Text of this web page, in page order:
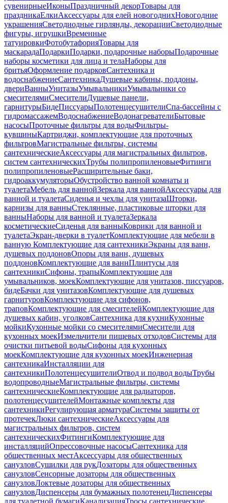
сувенирныеИконыПраздничный декорТовары для
праздникаЕлкиАксессуары для елей новогоднихНовогодние
украшенияСветодиодные гирлянды, декорацииСветодиодные
фигуры, игрушкиВременные
татуировкиФотобутафорияТовары для
маскарадаПодаркиПодарки, подарочные наборыПодарочные
наборы косметики для лица и телаНаборы для
бритьяОформление подарковСантехника и
водоснабжениеСантехникаДушевые кабины, поддоны,
двериВанныУнитазыУмывальникиУмывальники со
смесителямиСмесителиДушевые панели,
гарнитурыБидеПиссуарыПолотенцесушителиСпа-бассейны с
гидромассажемВодоснабжениеВодонагревателиБытовые
насосыПроточные фильтры для водыФильтры-
кувшиныКартриджи, комплектующие для проточных
фильтровМагистральные фильтры, системы
сантехническиеАксессуары для магистральных фильтров,
систем сантехническихТрубы полипропиленовыеФитинги
полипропиленовыеРасширительные баки,
гидроаккумуляторыОбустройство ванной комнаты и
туалетаМебель для ваннойЗеркала для ваннойАксессуары для
ванной и туалетаСиденья и чехлы для унитазаШторки,
карнизы для ванныСтеклянные, пластиковые шторки для
ванныНаборы для ванной и туалетаЗеркала
косметическиеСиденья для ванныКоврики для ванной и
туалетаЭкран-дверки в туалетКомплектующие для мебели в
ванную Комплектующие для сантехникиЭкраны для ванн,
душевых поддоновОпоры для ванн, душевых
поддоновКомплектующие для ваннПлинтусы для
сантехникиСифоны, трапыКомплектующие для
умывальников, моекКомплектующие для унитазов, писсуаров,
бидеБачки для унитазовКомплектующие для душевых
гарнитуровКомплектующие для сифонов,
траповКомплектующие для смесителейКомплектующие для
душевых кабин, уголковСантехника для кухниКухонные
мойкиКухонные мойки со смесителямиСмесители для
кухонных моекИзмельчители пищевых отходовСистемы для
очистки питьевой водыСифоны для кухонных
моекКомплектующие для кухонных моекИнженерная
сантехникаИнсталляции для
сантехникиПолотенцесушителиОтвод и подвод водыТрубы
водопроводныеМагистральные фильтры, системы
сантехническиеКомплектующие для радиаторов,
полотенцесушителейМонтажные комплекты для
сантехникиРегулирующая арматураСистемы защиты от
протечекЛюки сантехническиеАксессуары для
магистральных фильтров, систем
сантехническихФитингиКомплектующие для
инсталляцийОпрессовочные насосыСантехника для
общественных местАксессуары для общественных
санузловСушилки для рукДозаторы для общественных
санузловСенсорные дозаторы для общественных
санузловЛоктевые дозаторы для общественных
санузловДиспенсеры для бумажных полотенецДиспенсеры
для туалетной бумагиКанализацияТросы сантехнические,